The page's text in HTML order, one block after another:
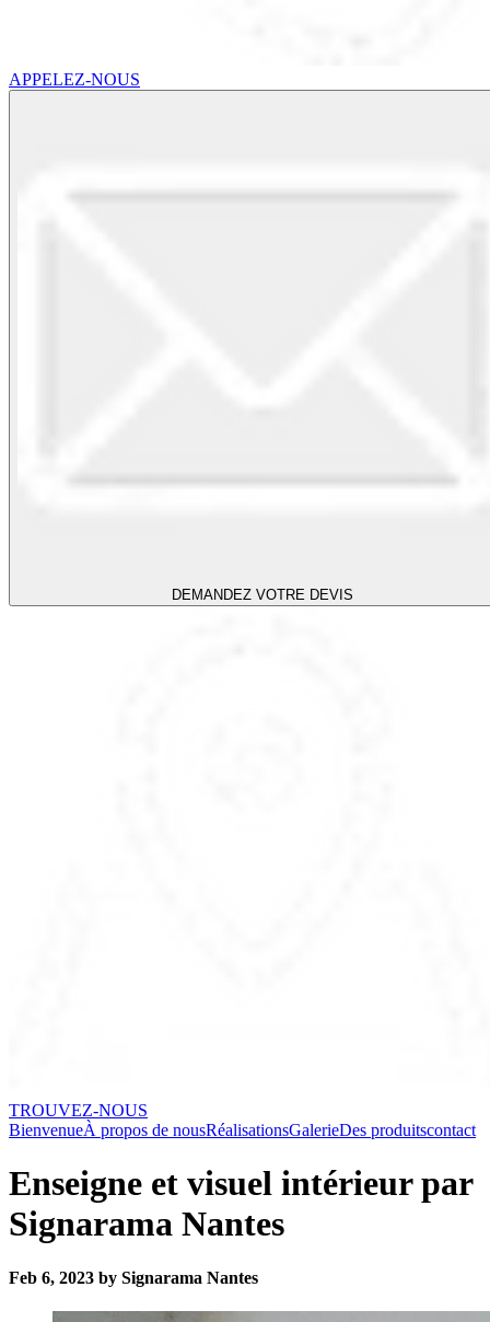
APPELEZ-NOUS
DEMANDEZ VOTRE DEVIS
TROUVEZ-NOUS
BienvenueÀ propos de nousRéalisationsGalerieDes produitscontact
Enseigne et visuel intérieur par
Signarama Nantes
Feb 6, 2023 by Signarama Nantes